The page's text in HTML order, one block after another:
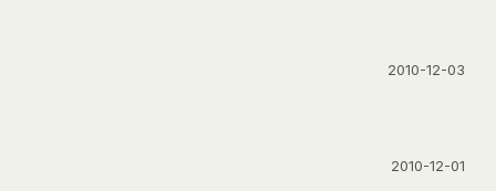
2010-12-03
2010-12-01